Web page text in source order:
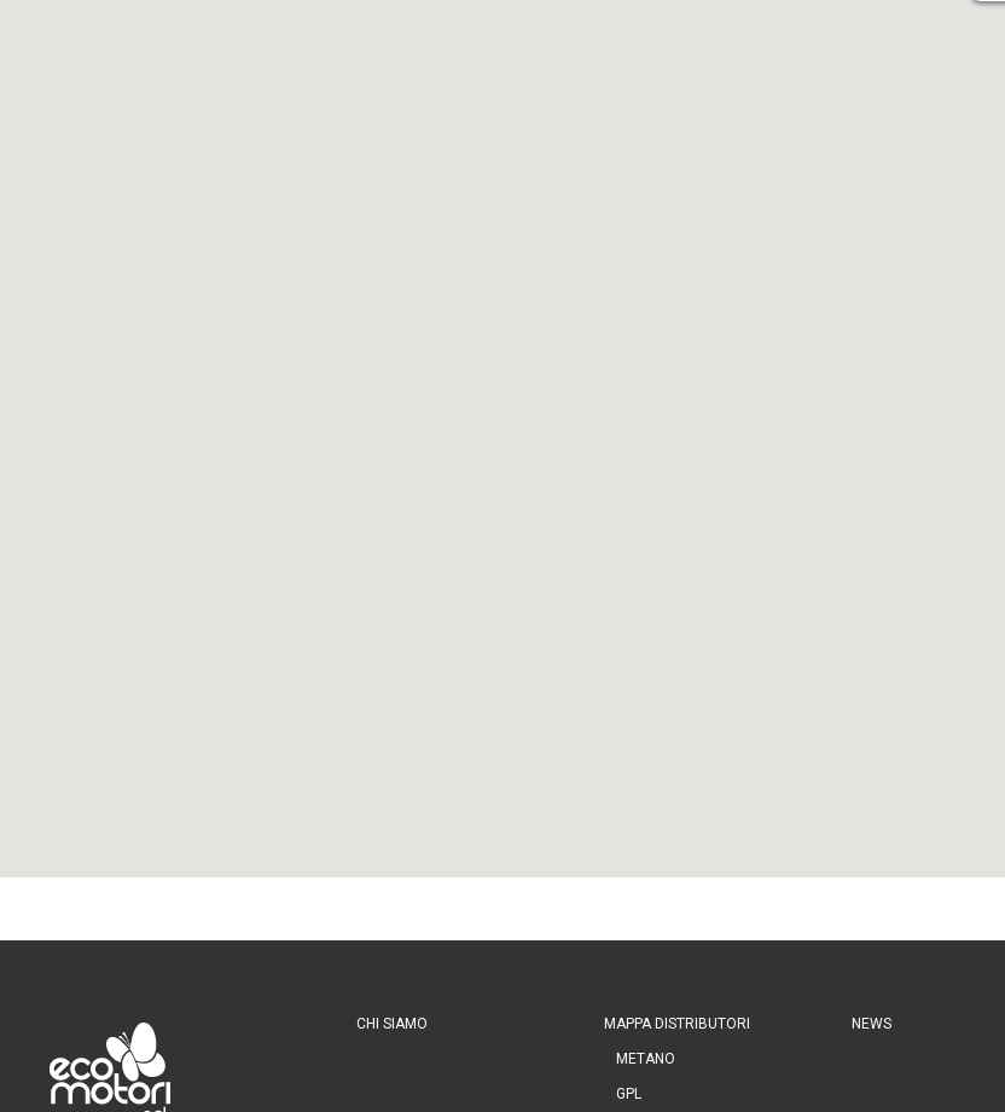
CHI SIAMO MAPPA DISTRIBUTORI
METANO
GPL
NEWS